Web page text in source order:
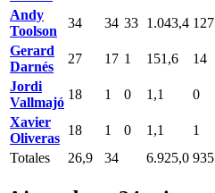
Andy
Toolson
34 34 33 1.043,4 127
Gerard
Darnés
27 17 1 151,6 14
Jordi
Vallmajó
18 1 0 1,1 0
Xavier
Oliveras
18 1 0 1,1 1
Totales
26,9 34 6.925,0 935